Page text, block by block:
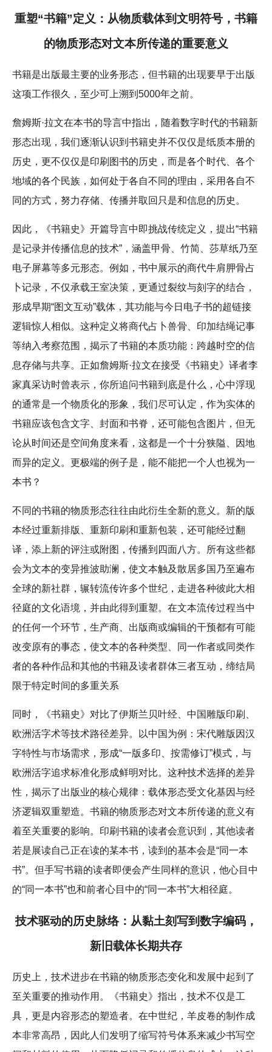
重塑“书籍”定义：从物质载体到文明符号，书籍
的物质形态对文本所传递的重要意义
书籍是出版最主要的业务形态，但书籍的出现要早于出版
这项工作很久，至少可上溯到5000年之前。
詹姆斯·拉文在本书的导言中指出，随着数字时代的书籍新
形态出现，我们逐渐认识到书籍史并不仅仅是纸质本册的
历史，更不仅仅是印刷图书的历史，而是各个时代、各个
地域的各个民族，如何处于各自不同的理由，采用各自不
同的方式，努力存储、传播并取回只是和信息的历史。
因此，《书籍史》开篇导言中即挑战传统定义，提出“书籍
是记录并传播信息的技术”，涵盖甲骨、竹简、莎草纸乃至
电子屏幕等多元形态。例如，书中展示的商代牛肩胛骨占
卜记录，不仅承载王室决策，更通过裂纹与刻字的结合，
形成早期“图文互动”载体，其功能与今日电子书的超链接
逻辑惊人相似。这种定义将商代占卜兽骨、印加结绳记事
等纳入考察范围，揭示了书籍的本质功能：跨越时空的信
息存储与共享。正如詹姆斯·拉文在接受《书籍史》译者李
家真采访时曾表示，你所追问书籍到底是什么，心中浮现
的通常是一个物质化的形象，我们尽可认定，作为实体的
书籍应该包含文字、封面和书脊，还可能包含图片，但无
论从时间还是空间角度来看，这都是一个十分狭隘、因地
而异的定义。更极端的例子是，能不能把一个人也视为一
本书？
不同的书籍的物质形态往往由此衍生全新的意义。新的版
本经过重新排版、重新印刷和重新包装，还可能经过翻
译，添上新的评注或附图，传播到四面八方。所有这些都
会为文本的变异推波助澜，使文本触及散居多国乃至遍布
全球的新社群，辗转流传许多个世纪，走进各种彼此大相
径庭的文化语境，并由此得到重塑。在文本流传过程当中
的任何一个环节，生产商、出版商或编辑的干预都有可能
改变原有的事态，使文本的各种类型、同一作者或同类作
者的各种作品和其他的书籍及读者群体三者互动，缔结局
限于特定时间的多重关系
同时，《书籍史》对比了伊斯兰贝叶经、中国雕版印刷、
欧洲活字术等技术路径差异。以中国为例：宋代雕版因汉
字特性与市场需求，形成“一版多印、按需修订”模式，与
欧洲活字追求标准化形成鲜明对比。这种技术选择的差异
性，揭示了出版业的核心规律：载体形态受文化基因与经
济逻辑双重塑造。书籍的物质形态对文本所传递的意义有
着至关重要的影响。印刷书籍的读者会意识到，其他读者
若是展读自己正在读的某本书，读到的基本会是“同一本
书”。但手写书籍的读者即便会产生同样的意识，他心目中
的“同一本书”也和前者心目中的“同一本书”大相径庭。
技术驱动的历史脉络：从黏土刻写到数字编码，
新旧载体长期共存
历史上，技术进步在书籍的物质形态变化和发展中起到了
至关重要的推动作用。《书籍史》指出，技术不仅是工
具，更是内容形态的塑造者。在中世纪，羊皮卷的制作成
本非常高昂，因此人们发明了缩写符号体系来减少书写空